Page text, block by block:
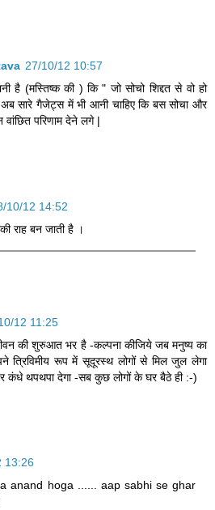
27/10/12 10:57
है (मस्तिष्क की ) कि " जो सोचो शिद्दत से वो हो
सारे गैजेट्स में भी आनी चाहिए कि बस सोचा और
वांछित परिणाम देने लगे |
10/12 14:52
राह बन जाती है ।
12 11:25
की शुरुआत भर है -कल्पना कीजिये जब मनुष्य का
त्रिविमीय रूप में सूदूरस्थ लोगों से मिल जुल लेगा
कंधे थपथपा देगा -सब कुछ लोगों के घर बैठे ही :-)
13:26
anand hoga ...... aap sabhi se ghar